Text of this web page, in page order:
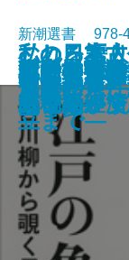
暴力的風
漢字世界
文字とは
昭和天皇
これを語
よ―柳田国
―
戦争の日
本当にあ
むしろ素
官・坂田
大転換―
天皇と葬
新・幸福
るもの―
座談の思想
ミッキー
アニメー
新潮選書 978-
江戸の色
の世界―
炭素文明
史を動か
私たちは
租税の経
金融の世
式市場―
決断の条件
アメリカ
と個人が
明治神宮―
ロジェク
皮膚感覚
私の日本
ものか――
―
私の日本
偽書か――
立まで―